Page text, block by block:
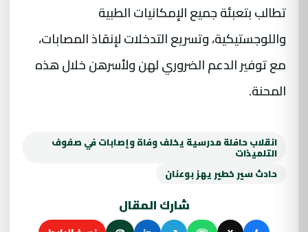
تطالب بتعبئة جميع الإمكانيات الطبية
واللوجستيكية، وتسريع التدخلات لإنقاذ المصابات،
مع توفير الدعم الضروري لهن ولأسرهن خلال هذه
المحنة.
انقلاب حافلة مدرسية يخلف وفاة وإصابات في صفوف
التلميذات
حادث سير خطير يهز بوعنان
شارك المقال